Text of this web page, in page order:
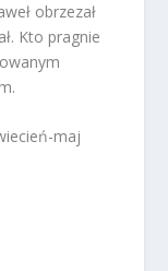
obrzezał
Kto pragnie
maj